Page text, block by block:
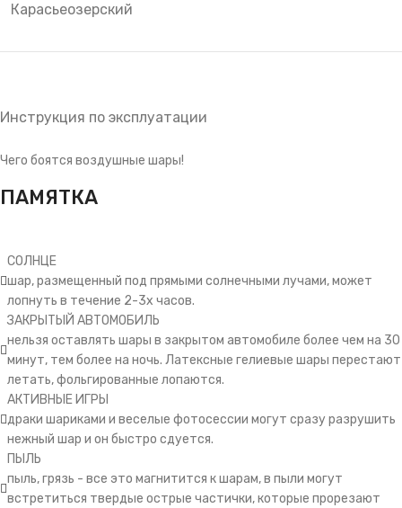
Карасьеозерский
Инструкция по эксплуатации
Чего боятся воздушные шары!
ПАМЯТКА
СОЛНЦЕ
шар, размещенный под прямыми солнечными лучами, может
лопнуть в течение 2-3х часов.
ЗАКРЫТЫЙ АВТОМОБИЛЬ
нельзя оставлять шары в закрытом автомобиле более чем на 30
минут, тем более на ночь. Латексные гелиевые шары перестают
летать, фольгированные лопаются.
АКТИВНЫЕ ИГРЫ
драки шариками и веселые фотосессии могут сразу разрушить
нежный шар и он быстро сдуется.
ПЫЛЬ
пыль, грязь - все это магнитится к шарам, в пыли могут
встретиться твердые острые частички, которые прорезают